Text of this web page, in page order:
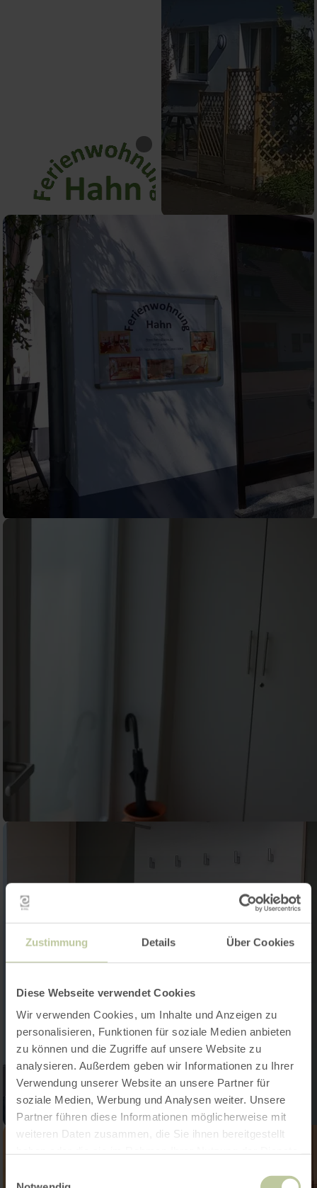
Zustimmung Details Über Cookies
Diese Webseite verwendet Cookies
Wir verwenden Cookies, um Inhalte und Anzeigen zu
personalisieren, Funktionen für soziale Medien anbieten
zu können und die Zugriffe auf unsere Website zu
analysieren. Außerdem geben wir Informationen zu Ihrer
Verwendung unserer Website an unsere Partner für
soziale Medien, Werbung und Analysen weiter. Unsere
Partner führen diese Informationen möglicherweise mit
weiteren Daten zusammen, die Sie ihnen bereitgestellt